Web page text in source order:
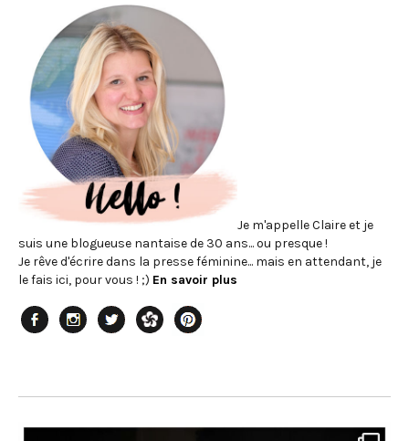
Je m'appelle Claire et je
suis une blogueuse nantaise de 30 ans... ou presque !
Je rêve d'écrire dans la presse féminine... mais en attendant, je
le fais ici, pour vous ! ;) En savoir plus